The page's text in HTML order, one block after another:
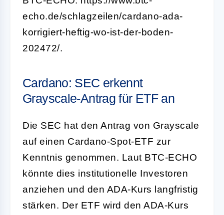
echo.de/schlagzeilen/cardano-ada-
korrigiert-heftig-wo-ist-der-boden-
202472/.
Cardano: SEC erkennt
Grayscale-Antrag für ETF an
Die SEC hat den Antrag von Grayscale
auf einen Cardano-Spot-ETF zur
Kenntnis genommen. Laut BTC-ECHO
könnte dies institutionelle Investoren
anziehen und den ADA-Kurs langfristig
stärken. Der ETF wird den ADA-Kurs